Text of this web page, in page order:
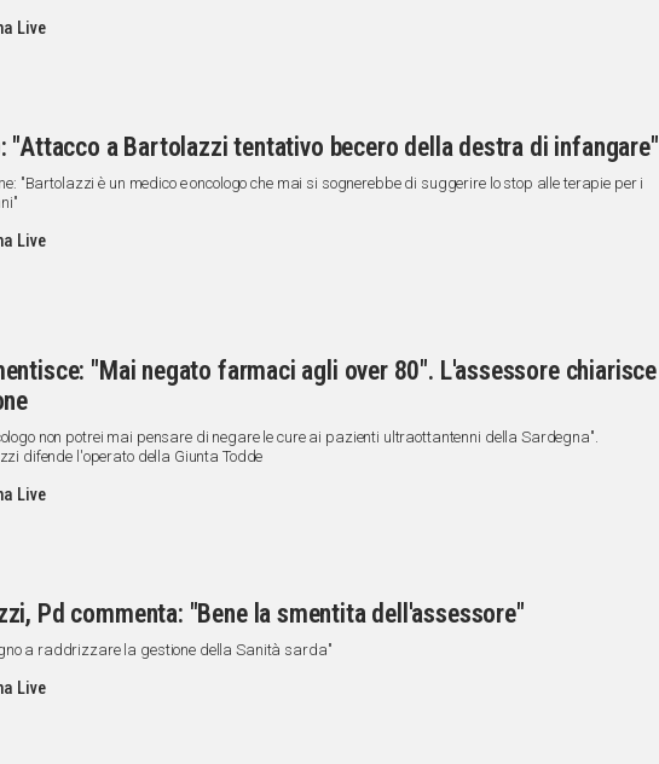
Live
"Attacco a Bartolazzi tentativo becero della destra di infangare"
"Bartolazzi è un medico e oncologo che mai si sognerebbe di suggerire lo stop alle terapie per i
Live
"Mai negato farmaci agli over 80". L'assessore chiarisce
non potrei mai pensare di negare le cure ai pazienti ultraottantenni della Sardegna".
difende l'operato della Giunta Todde
Live
Pd commenta: "Bene la smentita dell'assessore"
a raddrizzare la gestione della Sanità sarda"
Live